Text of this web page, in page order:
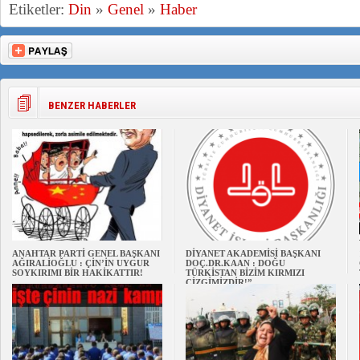
Etiketler: Din » Genel » Haber
BENZER HABERLER
ANAHTAR PARTİ GENEL BAŞKANI
AĞIRALİOĞLU : ÇİN’İN UYGUR
SOYKIRIMI BİR HAKİKATTIR!
DİYANET AKADEMİSİ BAŞKANI
DOÇ.DR.KAAN : DOĞU
TÜRKİSTAN BİZİM KIRMIZI
ÇİZGİMİZDİR!”